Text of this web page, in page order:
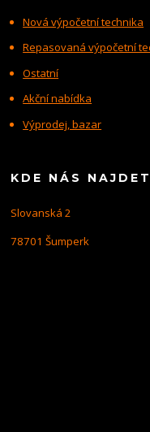
Nová výpočetní technika
Repasovaná výpočetní
Ostatní
Akční nabídka
Výprodej, bazar
KDE NÁS
Slovanská 2
78701 Šumperk